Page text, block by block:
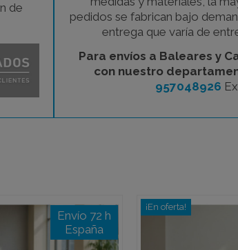
de
pedidos se fabrican bajo
entrega que varía de
Para envíos a Baleares y
con nuestro
957048926
Envío 72 h
España
¡En oferta!